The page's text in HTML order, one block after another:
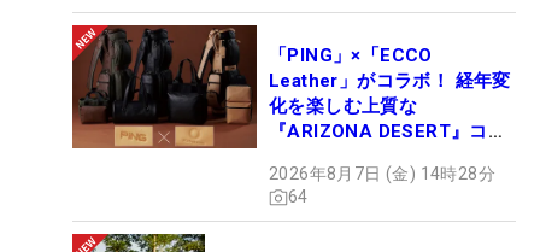
「PING」×「ECCO
Leather」がコラボ！ 経年変
化を楽しむ上質な
『ARIZONA DESERT』コレ
ュー
2026年8月7日 (金) 14時28分
64